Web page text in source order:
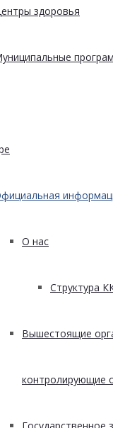
здоровья
О нас
Структура
Вышестоящие
контролирующие